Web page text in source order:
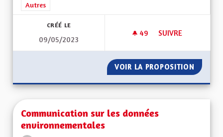
Filtrer les résultats de la catégorie : Autres
Autres
CRÉÉ LE
09/05/2023
49 49 ABONNÉS
SUIVRE
VOIR LA PROPOSITION VOIR
Communication sur les données
environnementales